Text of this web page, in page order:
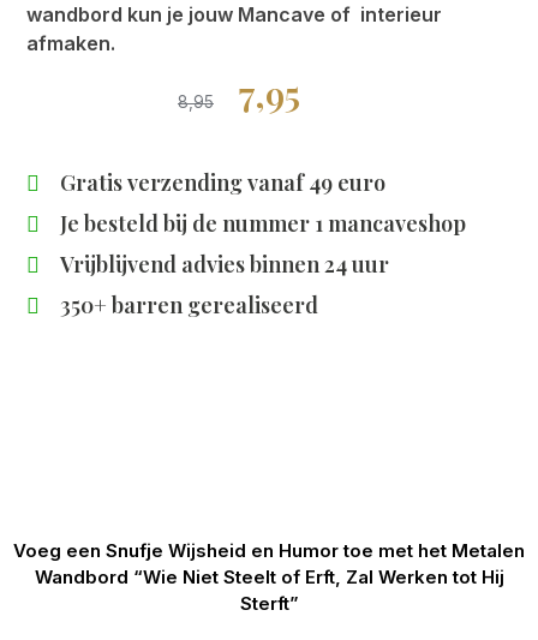
wandbord kun je jouw Mancave of interieur
afmaken.
8,95 7,95
Gratis verzending vanaf 49 euro
Je besteld bij de nummer 1 mancaveshop
Vrijblijvend advies binnen 24 uur
350+ barren gerealiseerd
Voeg een Snufje Wijsheid en Humor toe met het Metalen
Wandbord “Wie Niet Steelt of Erft, Zal Werken tot Hij
Sterft”